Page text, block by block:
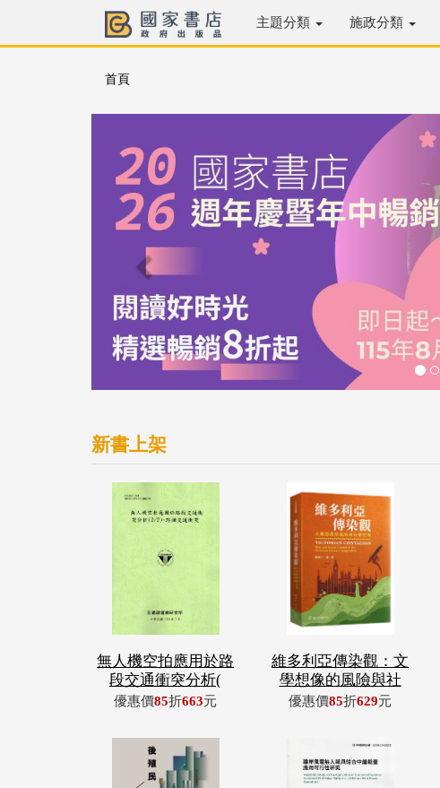
主題分類 施政分類
首頁
新書上架
無人機空拍應用於路
段交通衝突分析(
優惠價85折663元
維多利亞傳染觀：文
學想像的風險與社
優惠價85折629元